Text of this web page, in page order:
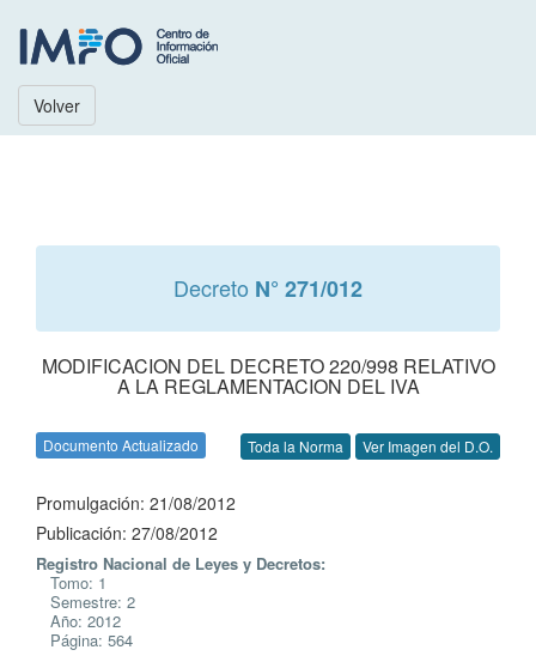
Volver
Decreto N° 271/012
MODIFICACION DEL DECRETO 220/998 RELATIVO
A LA REGLAMENTACION DEL IVA
Documento Actualizado Toda la Norma Ver Imagen del D.O.
Promulgación: 21/08/2012
Publicación: 27/08/2012
Registro Nacional de Leyes y Decretos:
Tomo: 1
Semestre: 2
Año: 2012
Página: 564